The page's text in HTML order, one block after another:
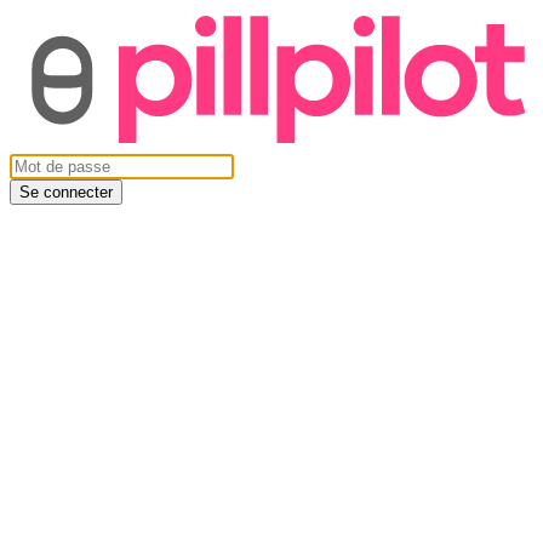
Se connecter